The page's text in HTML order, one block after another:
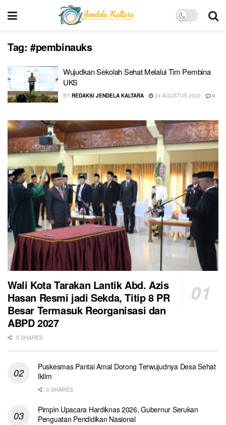
Tag: #pembinauks
Wujudkan Sekolah Sehat Melalui Tim Pembina
UKS
BY REDAKSI JENDELA KALTARA 24 AGUSTUS 2022 0
Wali Kota Tarakan Lantik Abd. Azis
Hasan Resmi jadi Sekda, Titip 8 PR
Besar Termasuk Reorganisasi dan
ABPD 2027
0 SHARES
Puskesmas Pantai Amal Dorong Terwujudnya Desa Sehat
Iklim
0 SHARES
Pimpin Upacara Hardiknas 2026, Gubernur Serukan
Penguatan Pendidikan Nasional